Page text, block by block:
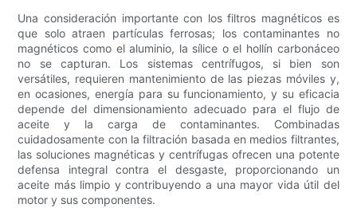
Una consideración importante con los filtros magnéticos es
que solo atraen partículas ferrosas; los contaminantes no
magnéticos como el aluminio, la sílice o el hollín carbonáceo
no se capturan. Los sistemas centrífugos, si bien son
versátiles, requieren mantenimiento de las piezas móviles y,
en ocasiones, energía para su funcionamiento, y su eficacia
depende del dimensionamiento adecuado para el flujo de
aceite y la carga de contaminantes. Combinadas
cuidadosamente con la filtración basada en medios filtrantes,
las soluciones magnéticas y centrífugas ofrecen una potente
defensa integral contra el desgaste, proporcionando un
aceite más limpio y contribuyendo a una mayor vida útil del
motor y sus componentes.